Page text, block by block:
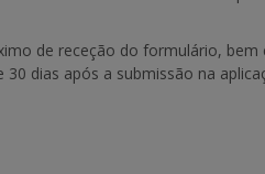
de receção do formulário,
30 dias após a submissão na